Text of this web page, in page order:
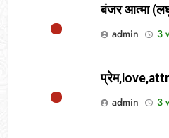
बंजर आत्मा
admin
3
admin
3